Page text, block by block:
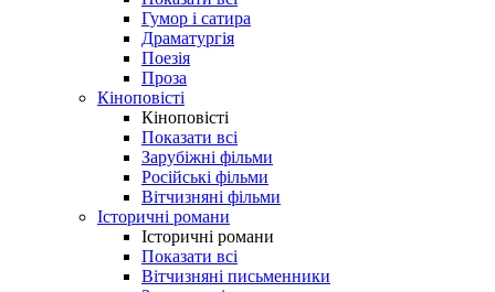
Гумор і сатира
Драматургія
Поезія
Проза
Кіноповісті
Кіноповісті
Показати всі
Зарубіжні фільми
Російські фільми
Вітчизняні фільми
Історичні романи
Історичні романи
Показати всі
Вітчизняні письменники